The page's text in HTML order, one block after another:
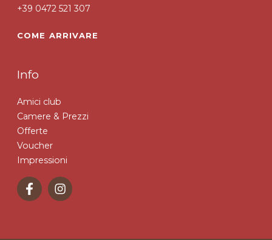
+39 0472 521 307
COME ARRIVARE
Info
Amici club
Camere & Prezzi
Offerte
Voucher
Impressioni